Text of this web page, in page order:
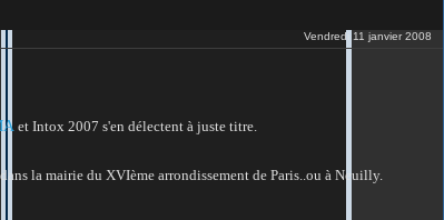
Vendredi 11 janvier 2008
et Intox 2007 s'en délectent à juste titre.
la mairie du XVIème arrondissement de Paris..ou à Neuilly.